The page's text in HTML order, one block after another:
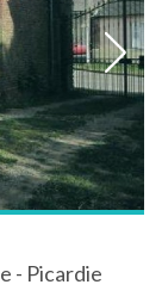
- Picardie